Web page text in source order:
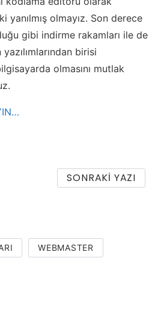
yanılmış olmayız. Son derece
gibi indirme rakamları ile de
birisi
olmasını mutlak
SONRAKI YAZI
WEBMASTER